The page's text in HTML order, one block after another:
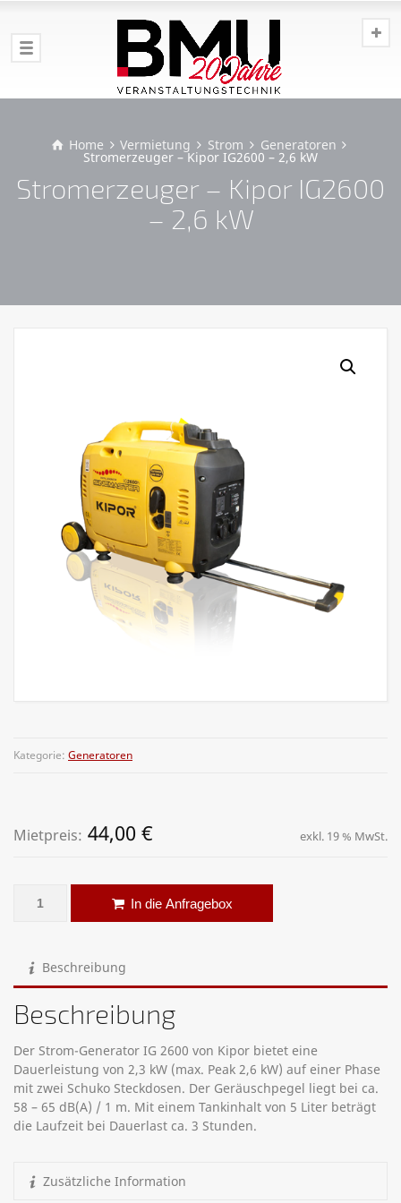
Home Vermietung Strom Generatoren
Stromerzeuger – Kipor IG2600 – 2,6 kW
Stromerzeuger – Kipor IG2600
– 2,6 kW
Kategorie: Generatoren
Mietpreis: 44,00 € exkl. 19 % MwSt.
Stromerzeuger – Kipor IG2600 – 2,6 kW Menge
In die Anfragebox
Beschreibung
Beschreibung
Der Strom-Generator IG 2600 von Kipor bietet eine
Dauerleistung von 2,3 kW (max. Peak 2,6 kW) auf einer Phase
mit zwei Schuko Steckdosen. Der Geräuschpegel liegt bei ca.
58 – 65 dB(A) / 1 m. Mit einem Tankinhalt von 5 Liter beträgt
die Laufzeit bei Dauerlast ca. 3 Stunden.
Zusätzliche Information